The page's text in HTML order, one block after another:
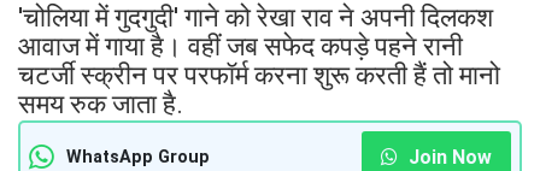
'चोलिया में गुदगुदी' गाने को रेखा राव ने अपनी दिलकश
आवाज में गाया है। वहीं जब सफेद कपड़े पहने रानी
चटर्जी स्क्रीन पर परफॉर्म करना शुरू करती हैं तो मानो
समय रुक जाता है.
WhatsApp Group Join Now